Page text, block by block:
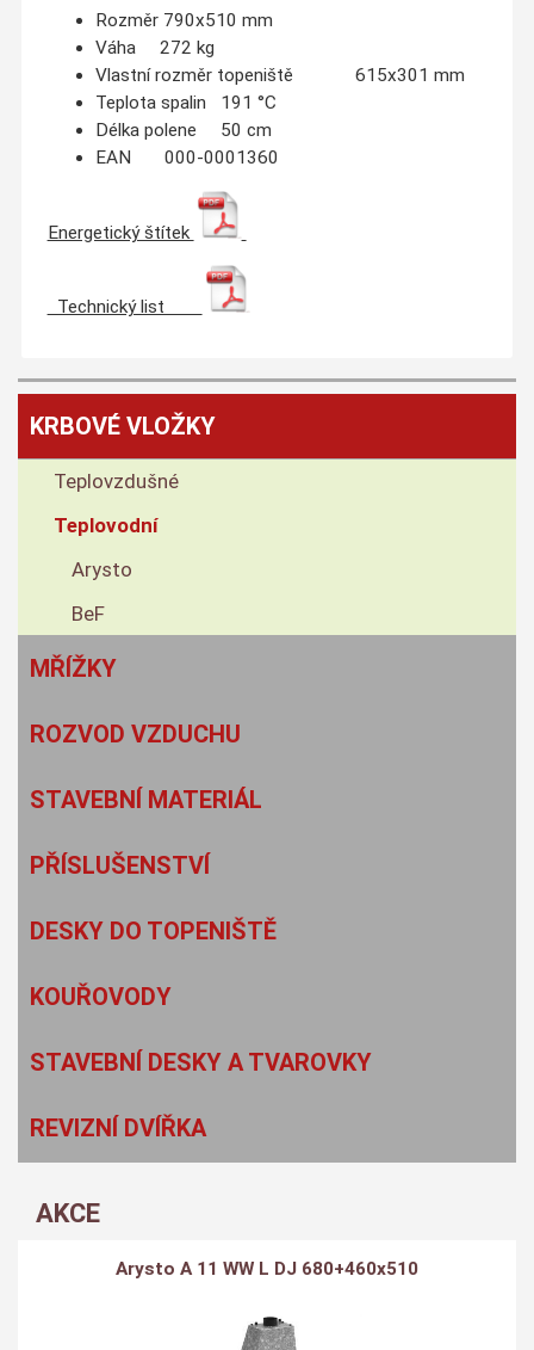
Rozměr 790x510 mm
Váha 272 kg
Vlastní rozměr topeniště 615x301 mm
Teplota spalin 191 °C
Délka polene 50 cm
EAN 000-0001360
Energetický štítek
Technický list
KRBOVÉ VLOŽKY
Teplovzdušné
Teplovodní
Arysto
BeF
MŘÍŽKY
ROZVOD VZDUCHU
STAVEBNÍ MATERIÁL
PŘÍSLUŠENSTVÍ
DESKY DO TOPENIŠTĚ
KOUŘOVODY
STAVEBNÍ DESKY A TVAROVKY
REVIZNÍ DVÍŘKA
AKCE
Arysto A 11 WW L DJ 680+460x510